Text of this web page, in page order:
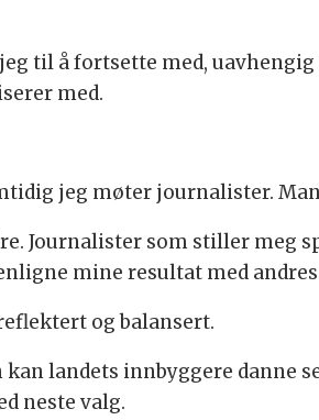
til å fortsette med,
med.
jeg møter journalister.
Journalister som stiller meg
mine resultat med
og balansert.
kan landets innbyggere danne
neste valg.